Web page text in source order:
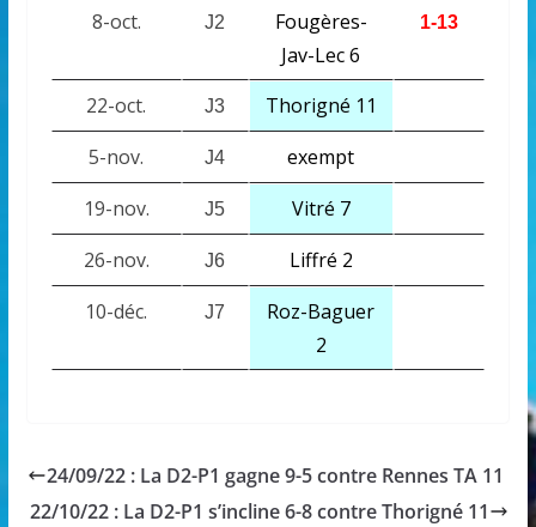
8-oct. J2
Fougères-
Jav-Lec 6
1-13
22-oct. J3
Thorigné 11
5-nov.
J4
exempt
19-nov.
J5
Vitré 7
26-nov.
J6
Liffré 2
10-déc.
J7
Roz-Baguer
2
24/09/22 : La D2-P1 gagne 9-5 contre Rennes TA 11
22/10/22 : La D2-P1 s’incline 6-8 contre Thorigné 11